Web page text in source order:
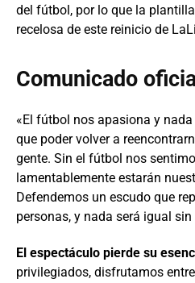
del fútbol, por lo que la
recelosa de este reinicio de
Comunicado
«El fútbol nos apasiona y
que poder volver a
gente. Sin el fútbol nos
lamentablemente estarán
Defendemos un escudo que
personas, y nada será igual sin
El espectáculo pierde su
privilegiados, disfrutamos